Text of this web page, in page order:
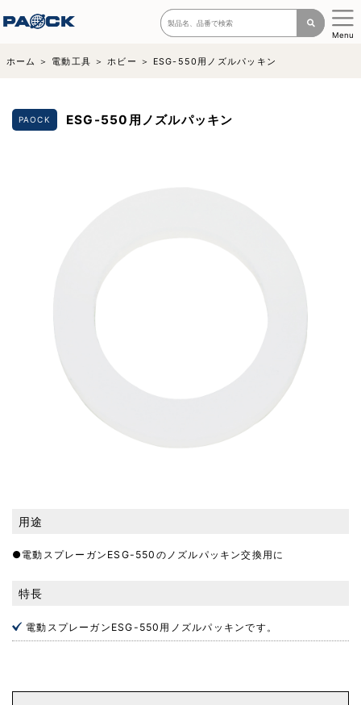
Menu
ホーム 電動工具 ホビー ESG-550用ノズルパッキン
PAOCK ESG-550用ノズルパッキン
用途
●電動スプレーガンESG-550のノズルパッキン交換用に
特長
電動スプレーガンESG-550用ノズルパッキンです。